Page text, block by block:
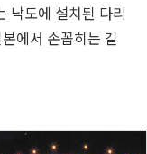
낙도에 설치된 다리
에서 손꼽히는 길